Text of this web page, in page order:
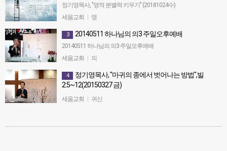
정기영목사, "영적 분별력 키우기" (20181024수)
세움교회 | 영
3 20140511 하나님의 의3 주일오후예배
20140511 하나님의 의3 주일오후예배
세움교회 | 의
4
정기영목사, "마귀의 종에서 벗어나는 방법",빌
2:5~12(20150327 금)
정기영목사, "마귀의 종에서 벗어나는 방법",빌2:5~12(20150327
세움교회 | 귀신